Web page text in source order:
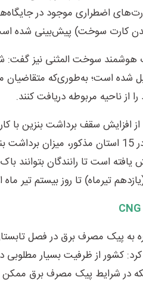
اضطراری موجود در
کارت سوخت) پیش‌بینی شده
سوخت المثنی نیز گفت:
است؛ به‌طوری‌که متقاضیان
افزایش سقف برداشت بنزین با
هدف رفاه حال مسافران، در 15 استان مذکور،
35 لیتر افزایش یافته است تا رانندگان
(یازدهم تیرماه) تا روز بیستم تیر
به پیک مصرف برق در فصل
در شرایط پیک مصرف برق